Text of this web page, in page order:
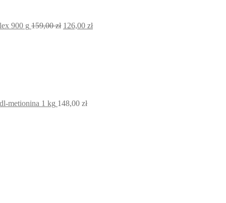
900 g 159,00zł Pierwotna
126,00 złAktualna
metionina 1 kg 148,00 zł